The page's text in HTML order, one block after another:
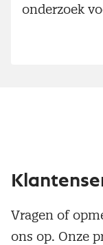
onderzoek
Vragen of
ons op. Onze